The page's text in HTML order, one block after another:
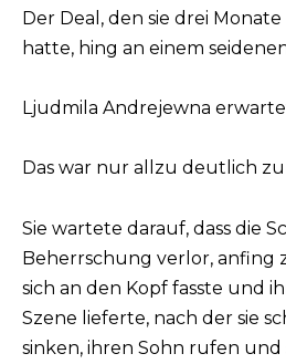
Der Deal, den sie drei
hatte, hing an einem
Ljudmila Andrejewna
Das war nur allzu deutlich zu
Sie wartete darauf, dass die
Beherrschung verlor, anfing
sich an den Kopf fasste und
Szene lieferte, nach der sie
sinken, ihren Sohn rufen